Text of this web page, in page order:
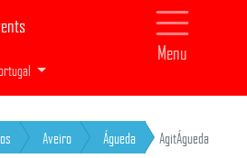
Menu
Aveiro Águeda AgitÁgueda